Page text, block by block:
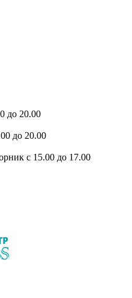
до 20.00
до 20.00
с 15.00 до 17.00